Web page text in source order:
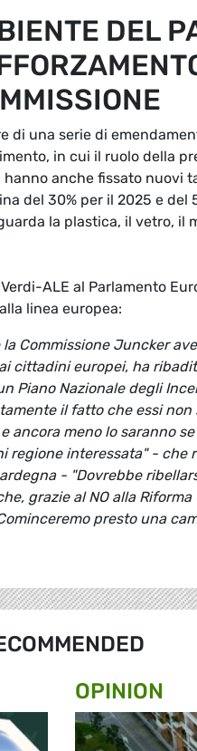
DEL
di una serie di
in cui il ruolo della
anche fissato nuovi
del 30% per il 2025 e del
la plastica, il vetro, il
ALE al Parlamento
linea europea:
Commissione Juncker
cittadini europei, ha
Piano Nazionale degli
il fatto che essi
ancora meno lo saranno
regione interessata" - che
- "Dovrebbe
grazie al NO alla
presto una
OPINION